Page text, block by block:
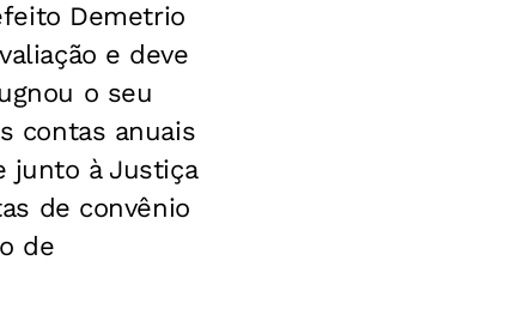
Demetrio
e deve
o seu
contas anuais
junto à Justiça
de convênio
de